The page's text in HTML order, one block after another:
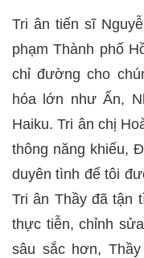
Tri ân tiến sĩ
phạm Thành phố
chỉ đường cho
hóa lớn như Ấn,
Haiku. Tri ân chị
thông năng khiếu,
duyên tình để tôi
Tri ân Thầy đã tận
thực tiễn, chỉnh
sâu sắc hơn,